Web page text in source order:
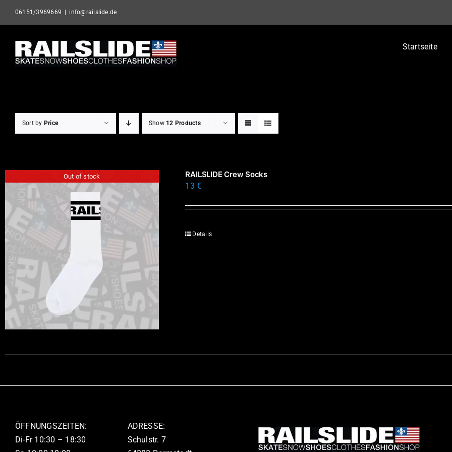
06151/3969669 info@railslide.de
Startseite
Sort by Price Show 12 Products
Out of stock
RAILSLIDE Crew Socks
13€
Details
ÖFFNUNGSZEITEN:
Di-Fr 10:30 – 18:30
ADRESSE:
Schulstr. 7